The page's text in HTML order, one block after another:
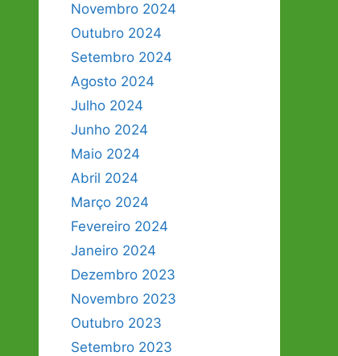
Novembro 2024
Outubro 2024
Setembro 2024
Agosto 2024
Julho 2024
Junho 2024
Maio 2024
Abril 2024
Março 2024
Fevereiro 2024
Janeiro 2024
Dezembro 2023
Novembro 2023
Outubro 2023
Setembro 2023